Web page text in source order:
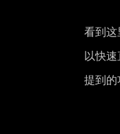
看到这
以快
提到的